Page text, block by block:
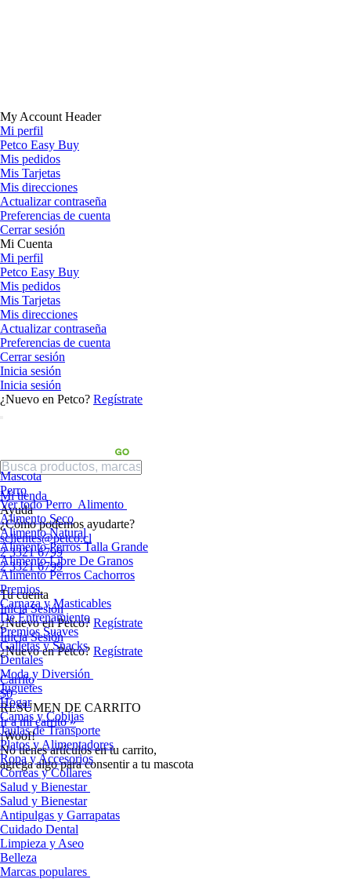
My Account Header
Mi perfil
Petco Easy Buy
Mis pedidos
Mis Tarjetas
Mis direcciones
Actualizar contraseña
Preferencias de cuenta
Cerrar sesión
Mi Cuenta
Mi perfil
Petco Easy Buy
Mis pedidos
Mis Tarjetas
Mis direcciones
Actualizar contraseña
Preferencias de cuenta
Cerrar sesión
Inicia sesión
Inicia sesión
¿Nuevo en Petco? Regístrate
Mi tienda
Ayuda
¿Cómo podemos ayudarte?
sclientes@petco.cl
2 3321 6799
2 3321 6799
Tu cuenta
Inicia Sesión
¿Nuevo en Petco? Regístrate
Inicia Sesión
¿Nuevo en Petco? Regístrate
Carrito
$0
RESUMEN DE CARRITO
Ir a mi carrito »
¡Woof!
No tíenes artículos en tu carrito,
agrega algo para consentir a tu mascota
Mascota
Perro
Ver todo Perro Alimento
Alimento Seco
Alimento Natural
Alimento Perros Talla Grande
Alimento Libre De Granos
Alimento Perros Cachorros
Premios
Carnaza y Masticables
De Entrenamiento
Premios Suaves
Galletas y Snacks
Dentales
Moda y Diversión
Juguetes
Hogar
Camas y Cobijas
Jaulas de Transporte
Platos y Alimentadores
Ropa y Accesorios
Correas y Collares
Salud y Bienestar
Salud y Bienestar
Antipulgas y Garrapatas
Cuidado Dental
Limpieza y Aseo
Belleza
Marcas populares